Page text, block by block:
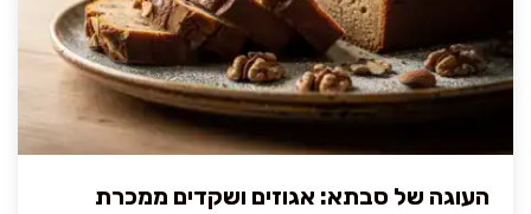
העוגה של סבתא: אגוזים ושקדים ממכרת